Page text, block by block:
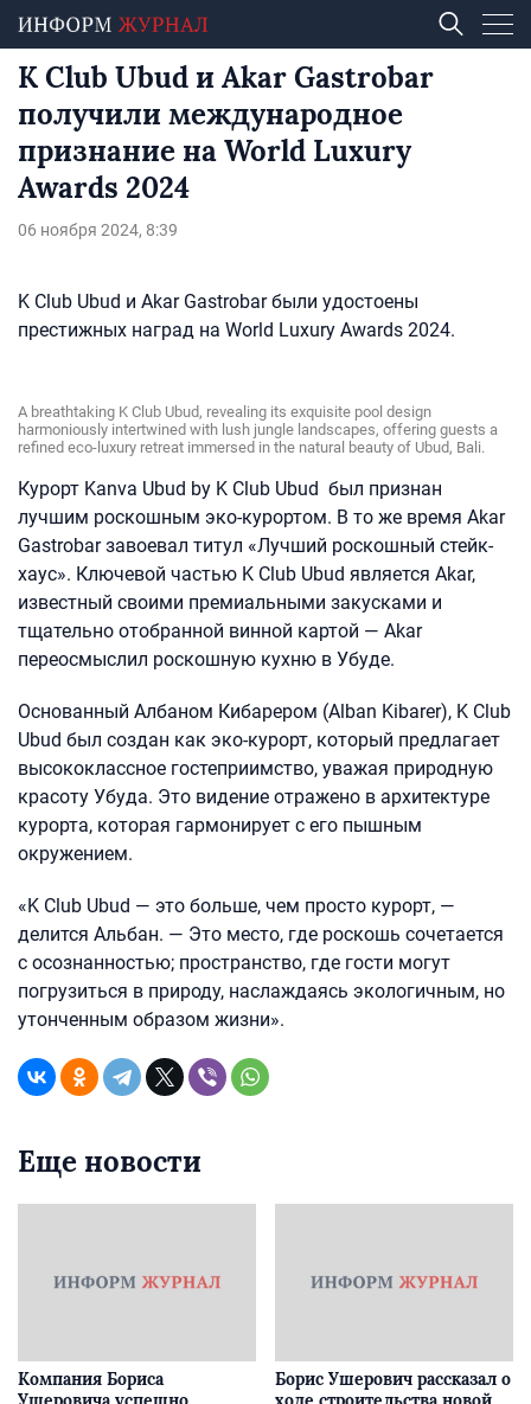
K Club Ubud и Akar Gastrobar
получили международное
признание на World Luxury
Awards 2024
06 ноября 2024, 8:39
K Club Ubud и Akar Gastrobar были удостоены
престижных наград на World Luxury Awards 2024.
A breathtaking K Club Ubud, revealing its exquisite pool design
harmoniously intertwined with lush jungle landscapes, offering guests a
refined eco-luxury retreat immersed in the natural beauty of Ubud, Bali.
Курорт Kanva Ubud by K Club Ubud был признан
лучшим роскошным эко-курортом. В то же время Akar
Gastrobar завоевал титул «Лучший роскошный стейк-
хаус». Ключевой частью K Club Ubud является Akar,
известный своими премиальными закусками и
тщательно отобранной винной картой — Akar
переосмыслил роскошную кухню в Убуде.
Основанный Албаном Кибарером (Alban Kibarer), K Club
Ubud был создан как эко-курорт, который предлагает
высококлассное гостеприимство, уважая природную
красоту Убуда. Это видение отражено в архитектуре
курорта, которая гармонирует с его пышным
окружением.
«K Club Ubud — это больше, чем просто курорт, —
делится Альбан. — Это место, где роскошь сочетается
с осознанностью; пространство, где гости могут
погрузиться в природу, наслаждаясь экологичным, но
утонченным образом жизни».
Еще новости
Компания Бориса
Борис Ушерович рассказал о